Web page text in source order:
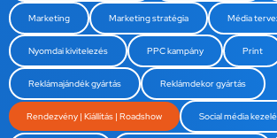
Marketing Marketing stratégia Média
Nyomdai kivitelezés PPC kampány Print
Reklámajándék gyártás Reklámdekor gyártás
Rendezvény | Kiállítás | Roadshow Social média